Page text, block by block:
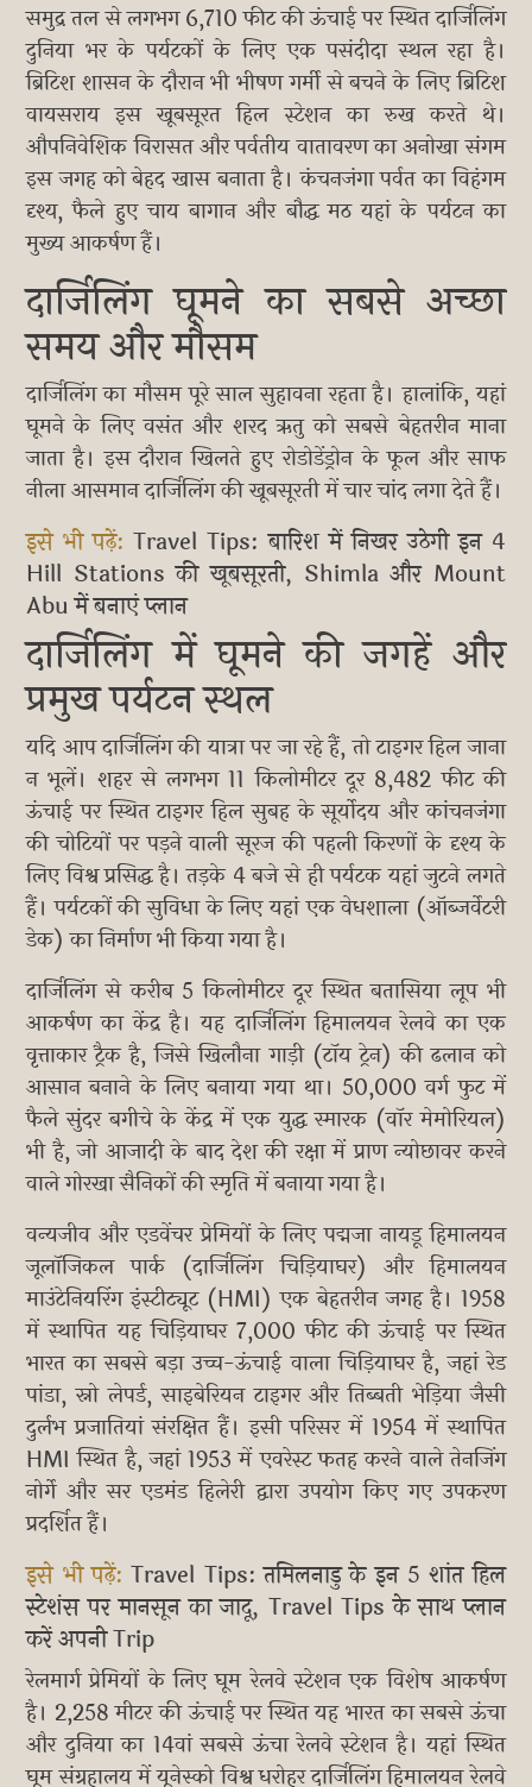
समुद्र तल से लगभग 6,710 फीट की ऊंचाई पर स्थित दार्जिलिंग
दुनिया भर के पर्यटकों के लिए एक पसंदीदा स्थल रहा है।
ब्रिटिश शासन के दौरान भी भीषण गर्मी से बचने के लिए ब्रिटिश
वायसराय इस खूबसूरत हिल स्टेशन का रुख करते थे।
औपनिवेशिक विरासत और पर्वतीय वातावरण का अनोखा संगम
इस जगह को बेहद खास बनाता है। कंचनजंगा पर्वत का विहंगम
दृश्य, फैले हुए चाय बागान और बौद्ध मठ यहां के पर्यटन का
मुख्य आकर्षण हैं।
दार्जिलिंग घूमने का सबसे अच्छा
समय और मौसम
दार्जिलिंग का मौसम पूरे साल सुहावना रहता है। हालांकि, यहां
घूमने के लिए वसंत और शरद ऋतु को सबसे बेहतरीन माना
जाता है। इस दौरान खिलते हुए रोडोडेंड्रोन के फूल और साफ
नीला आसमान दार्जिलिंग की खूबसूरती में चार चांद लगा देते हैं।
इसे भी पढ़ें:Travel Tips: बारिश में निखर उठेगी इन 4
Hill Stations की खूबसूरती, Shimla और Mount
Abu में बनाएं प्लान
दार्जिलिंग में घूमने की जगहें और
प्रमुख पर्यटन स्थल
यदि आप दार्जिलिंग की यात्रा पर जा रहे हैं, तो टाइगर हिल जाना
न भूलें। शहर से लगभग 11 किलोमीटर दूर 8,482 फीट की
ऊंचाई पर स्थित टाइगर हिल सुबह के सूर्योदय और कांचनजंगा
की चोटियों पर पड़ने वाली सूरज की पहली किरणों के दृश्य के
लिए विश्व प्रसिद्ध है। तड़के 4 बजे से ही पर्यटक यहां जुटने लगते
हैं। पर्यटकों की सुविधा के लिए यहां एक वेधशाला (ऑब्जर्वेटरी
डेक) का निर्माण भी किया गया है।
दार्जिलिंग से करीब 5 किलोमीटर दूर स्थित बतासिया लूप भी
आकर्षण का केंद्र है। यह दार्जिलिंग हिमालयन रेलवे का एक
वृत्ताकार ट्रैक है, जिसे खिलौना गाड़ी (टॉय ट्रेन) की ढलान को
आसान बनाने के लिए बनाया गया था। 50,000 वर्ग फुट में
फैले सुंदर बगीचे के केंद्र में एक युद्ध स्मारक (वॉर मेमोरियल)
भी है, जो आजादी के बाद देश की रक्षा में प्राण न्योछावर करने
वाले गोरखा सैनिकों की स्मृति में बनाया गया है।
वन्यजीव और एडवेंचर प्रेमियों के लिए पद्मजा नायडू हिमालयन
जूलॉजिकल पार्क (दार्जिलिंग चिड़ियाघर) और हिमालयन
माउंटेनियरिंग इंस्टीट्यूट (HMI) एक बेहतरीन जगह है। 1958
में स्थापित यह चिड़ियाघर 7,000 फीट की ऊंचाई पर स्थित
भारत का सबसे बड़ा उच्च-ऊंचाई वाला चिड़ियाघर है, जहां रेड
पांडा, स्नो लेपर्ड, साइबेरियन टाइगर और तिब्बती भेड़िया जैसी
दुर्लभ प्रजातियां संरक्षित हैं। इसी परिसर में 1954 में स्थापित
HMI स्थित है, जहां 1953 में एवरेस्ट फतह करने वाले तेनजिंग
नोर्गे और सर एडमंड हिलेरी द्वारा उपयोग किए गए उपकरण
प्रदर्शित हैं।
इसे भी पढ़ें:Travel Tips: तमिलनाडु के इन 5 शांत हिल
स्टेशंस पर मानसून का जादू, Travel Tips के साथ प्लान
करें अपनी Trip
रेलमार्ग प्रेमियों के लिए घूम रेलवे स्टेशन एक विशेष आकर्षण
है। 2,258 मीटर की ऊंचाई पर स्थित यह भारत का सबसे ऊंचा
और दुनिया का 14वां सबसे ऊंचा रेलवे स्टेशन है। यहां स्थित
घूम संग्रहालय में यूनेस्को विश्व धरोहर दार्जिलिंग हिमालयन रेलवे